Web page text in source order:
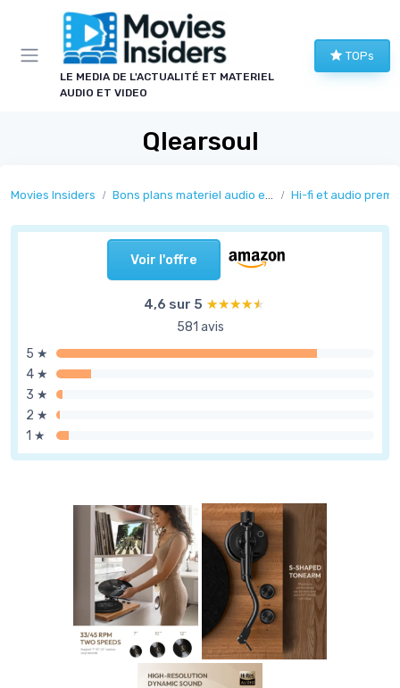
LE MEDIA DE L'ACTUALITÉ ET MATERIEL
AUDIO ET VIDEO
TOPs
Qlearsoul
Movies Insiders Bons plans materiel audio et video Hi-fi et audio
Voir l'offre
4,6 sur 5 ★★★★★
★★★★★
581 avis
5 ★
4 ★
3 ★
2 ★
1 ★
Panneau de gestion des cookies